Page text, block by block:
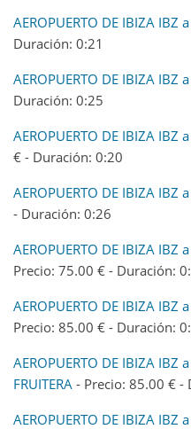
AEROPUERTO DE IBIZA IBZ
Duración: 0:21
AEROPUERTO DE IBIZA IBZ
Duración: 0:25
AEROPUERTO DE IBIZA IBZ
€ - Duración: 0:20
AEROPUERTO DE IBIZA IBZ
- Duración: 0:26
AEROPUERTO DE IBIZA IBZ
Precio: 75.00 € - Duración:
AEROPUERTO DE IBIZA IBZ
Precio: 85.00 € - Duración:
AEROPUERTO DE IBIZA IBZ
FRUITERA - Precio: 85.00 € -
AEROPUERTO DE IBIZA IBZ